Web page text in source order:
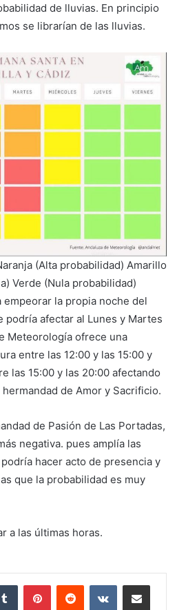
de lluvias. En principio
se librarían de las lluvias.
(Alta probabilidad) Amarillo
Verde (Nula probabilidad)
empeorar la propia noche del
podría afectar al Lunes y Martes
Meteorología ofrece una
entre las 12:00 y las 15:00 y
las 15:00 y las 20:00 afectando
de Amor y Sacrificio.
de Pasión de Las Portadas,
negativa. pues amplía las
hacer acto de presencia y
que la probabilidad es muy
a las últimas horas.
Tumblr PinterestReddit VKontakteCompartir por